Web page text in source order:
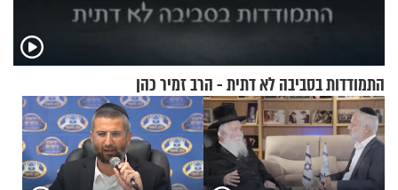
התמודדות בסביבה לא דתית - הרב זמיר כהן